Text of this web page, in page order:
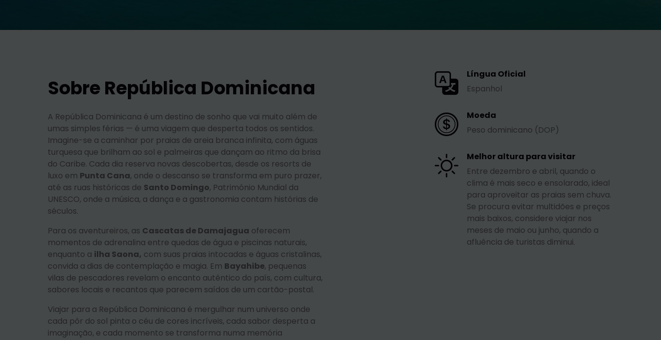
Sobre República Dominicana
A República Dominicana é um destino de sonho que vai muito além de
umas simples férias — é uma viagem que desperta todos os sentidos.
Imagine-se a caminhar por praias de areia branca infinita, com águas
turquesa que brilham ao sol e palmeiras que dançam ao ritmo da brisa
do Caribe. Cada dia reserva novas descobertas, desde os resorts de
luxo em Punta Cana, onde o descanso se transforma em puro prazer,
até as ruas históricas de Santo Domingo, Património Mundial da
UNESCO, onde a música, a dança e a gastronomia contam histórias de
séculos.
Para os aventureiros, as Cascatas de Damajagua oferecem
momentos de adrenalina entre quedas de água e piscinas naturais,
enquanto a ilha Saona, com suas praias intocadas e águas cristalinas,
convida a dias de contemplação e magia. Em Bayahibe, pequenas
vilas de pescadores revelam o encanto autêntico do país, com cultura,
sabores locais e recantos que parecem saídos de um cartão-postal.
Viajar para a República Dominicana é mergulhar num universo onde
cada pôr do sol pinta o céu de cores incríveis, cada sabor desperta a
imaginação, e cada momento se transforma numa memória
Língua Oficial
Espanhol
Moeda
Peso dominicano (DOP)
Melhor altura para visitar
Entre dezembro e abril, quando o
clima é mais seco e ensolarado, ideal
para aproveitar as praias sem chuva.
Se procura evitar multidões e preços
mais baixos, considere viajar nos
meses de maio ou junho, quando a
afluência de turistas diminui.